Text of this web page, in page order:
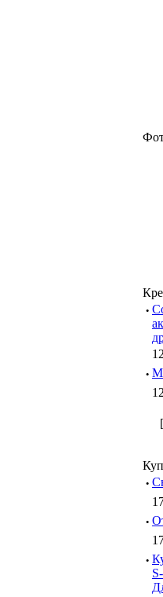
·
·
[
·
·
·